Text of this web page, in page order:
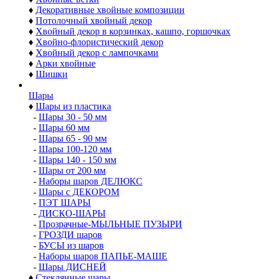
Изделия из хвои
♦Хвойные Сваги и Ламбрекены
♦ Хвойные венки
Декоративные венки
Хвойные ветки
Декоративные хвойные композиции
Потолочный хвойный декор
Хвойный декор в корзинках, кашпо, горшочках
Хвойно-флористический декор
Хвойный декор с лампочками
Арки хвойные
Шишки